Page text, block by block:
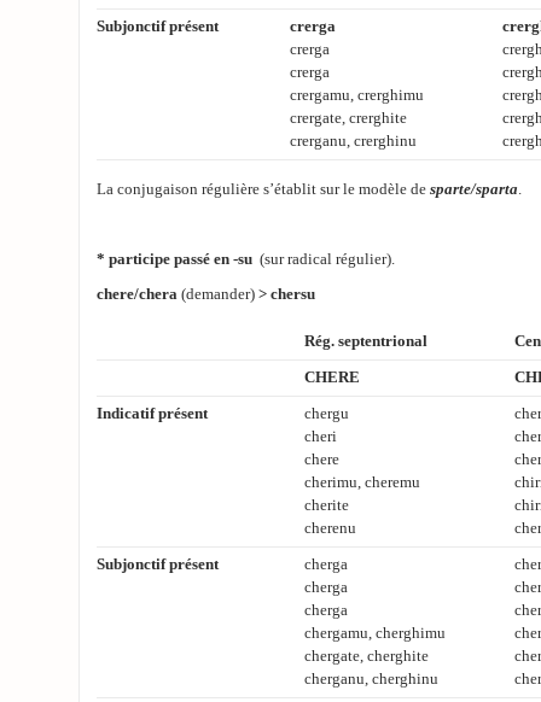
Subjonctif présent
crerga
crerga
crerga
crergamu, crerghimu
crergate, crerghite
crerganu, crerghinu
La conjugaison régulière s’établit sur le modèle de sparte/sparta.
* participe passé en -su (sur radical régulier).
chere/chera (demander) > chersu
Rég. septentrional
CHERE
Indicatif présent
chergu
cheri
chere
cherimu, cheremu
cherite
cherenu
Subjonctif présent
cherga
cherga
cherga
chergamu, cherghimu
chergate, cherghite
cherganu, cherghinu